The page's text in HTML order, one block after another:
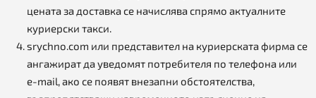
цената за доставка се начислява спрямо актуалните
куриерски такси.
srychno.com или представител на куриерската фирма се
ангажират да уведомят потребителя по телефона или
e-mail, ако се появят внезапни обстоятелства,